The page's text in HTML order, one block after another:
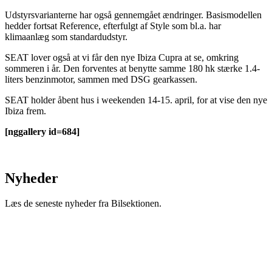
Udstyrsvarianterne har også gennemgået ændringer. Basismodellen
hedder fortsat Reference, efterfulgt af Style som bl.a. har
klimaanlæg som standardudstyr.
SEAT lover også at vi får den nye Ibiza Cupra at se, omkring
sommeren i år. Den forventes at benytte samme 180 hk stærke 1.4-
liters benzinmotor, sammen med DSG gearkassen.
SEAT holder åbent hus i weekenden 14-15. april, for at vise den nye
Ibiza frem.
[nggallery id=684]
Nyheder
Læs de seneste nyheder fra Bilsektionen.